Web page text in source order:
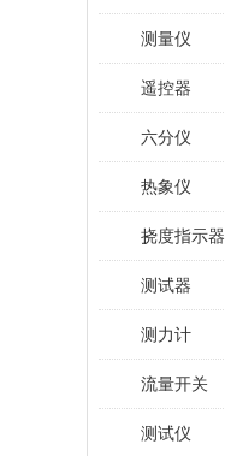
测量仪
遥控器
六分仪
热象仪
挠度指示器
测试器
测力计
流量开关
测试仪